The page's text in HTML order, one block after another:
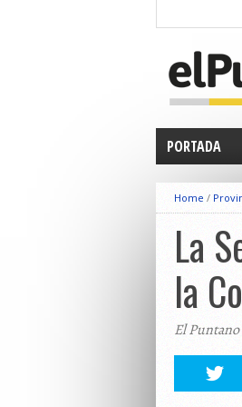
PORTADA
Home /
La
la
El